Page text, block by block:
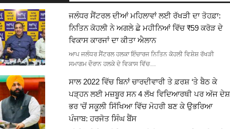
ਜਲੰਧਰ ਸੈਂਟਰਲ ਦੀਆਂ ਮਹਿਲਾਵਾਂ ਲਈ ਰੱਖੜੀ ਦਾ ਤੋਹਫ਼ਾ:
ਨਿਤਿਨ ਕੋਹਲੀ ਨੇ ਅਗਲੇ ਛੇ ਮਹੀਨਿਆਂ ਵਿੱਚ ₹59 ਕਰੋੜ ਦੇ
ਵਿਕਾਸ ਕਾਰਜਾਂ ਦਾ ਕੀਤਾ ਐਲਾਨ
ਆਪ ਜਲੰਧਰ ਸੈਂਟਰਲ ਹਲਕਾ ਇੰਚਾਰਜ ਨਿਤਿਨ ਕੋਹਲੀ ਵਿਸ਼ੇਸ਼ ਰੱਖੜੀ
ਸਮਾਗਮ ਦੌਰਾਨ ਹਲਕੇ ਦੇ ਵਿਕਾਸ ਵਿੱਚ…
ਸਾਲ 2022 ਵਿੱਚ ਬਿਨਾਂ ਚਾਰਦੀਵਾਰੀ ਤੇ ਫ਼ਰਸ਼ ‘ਤੇ ਬੈਠ ਕੇ
ਪੜ੍ਹਨ ਲਈ ਮਜ਼ਬੂਰ ਸਨ 4 ਲੱਖ ਵਿਦਿਆਰਥੀ ਪਰ ਅੱਜ ਦੇਸ਼
ਭਰ ‘ਚੋਂ ਸਕੂਲੀ ਸਿੱਖਿਆ ਵਿੱਚ ਮੋਹਰੀ ਬਣ ਕੇ ਉਭਰਿਆ
ਪੰਜਾਬ: ਹਰਜੋਤ ਸਿੰਘ ਬੈਂਸ